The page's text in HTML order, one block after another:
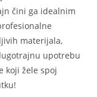
čini ga idealnim
materijala,
upotrebu
koji žele spoj